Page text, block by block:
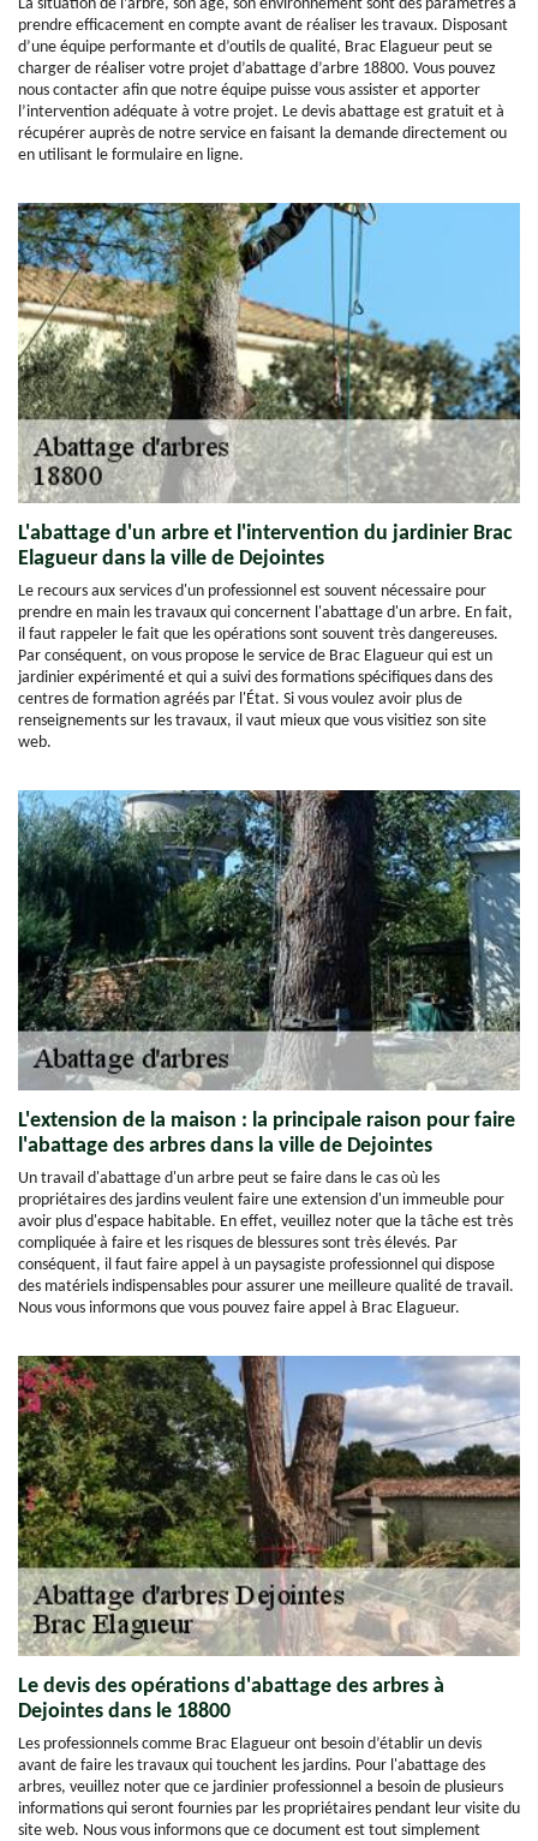
La situation de l’arbre, son âge, son environnement sont des paramètres à
prendre efficacement en compte avant de réaliser les travaux. Disposant
d’une équipe performante et d’outils de qualité, Brac Elagueur peut se
charger de réaliser votre projet d’abattage d’arbre 18800. Vous pouvez
nous contacter afin que notre équipe puisse vous assister et apporter
l’intervention adéquate à votre projet. Le devis abattage est gratuit et à
récupérer auprès de notre service en faisant la demande directement ou
en utilisant le formulaire en ligne.
L'abattage d'un arbre et l'intervention du jardinier Brac
Elagueur dans la ville de Dejointes
Le recours aux services d'un professionnel est souvent nécessaire pour
prendre en main les travaux qui concernent l'abattage d'un arbre. En fait,
il faut rappeler le fait que les opérations sont souvent très dangereuses.
Par conséquent, on vous propose le service de Brac Elagueur qui est un
jardinier expérimenté et qui a suivi des formations spécifiques dans des
centres de formation agréés par l'État. Si vous voulez avoir plus de
renseignements sur les travaux, il vaut mieux que vous visitiez son site
web.
L'extension de la maison : la principale raison pour faire
l'abattage des arbres dans la ville de Dejointes
Un travail d'abattage d'un arbre peut se faire dans le cas où les
propriétaires des jardins veulent faire une extension d'un immeuble pour
avoir plus d'espace habitable. En effet, veuillez noter que la tâche est très
compliquée à faire et les risques de blessures sont très élevés. Par
conséquent, il faut faire appel à un paysagiste professionnel qui dispose
des matériels indispensables pour assurer une meilleure qualité de travail.
Nous vous informons que vous pouvez faire appel à Brac Elagueur.
Le devis des opérations d'abattage des arbres à
Dejointes dans le 18800
Les professionnels comme Brac Elagueur ont besoin d’établir un devis
avant de faire les travaux qui touchent les jardins. Pour l'abattage des
arbres, veuillez noter que ce jardinier professionnel a besoin de plusieurs
informations qui seront fournies par les propriétaires pendant leur visite du
site web. Nous vous informons que ce document est tout simplement